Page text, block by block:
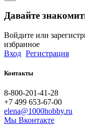
Давайте
Войдите или
избранное
Вход Регистрация
Контакты
8-800-201-41-28
+7 499 653-67-00
elena@1000hobby.ru
Мы Вконтакте